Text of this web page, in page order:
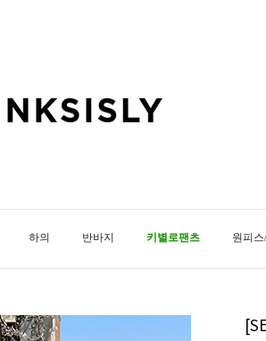
하의 반바지 키별로팬츠 원피